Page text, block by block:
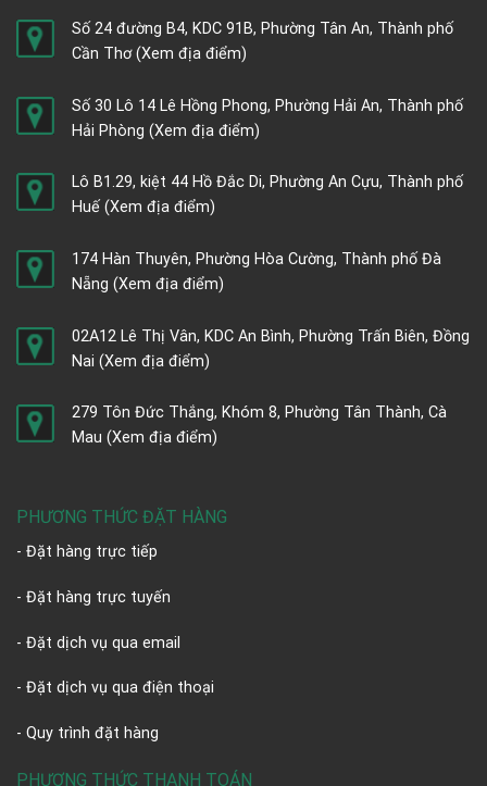
Số 24 đường B4, KDC 91B, Phường Tân An, Thành phố
Cần Thơ(Xem địa điểm)
Số 30 Lô 14 Lê Hồng Phong, Phường Hải An, Thành phố
Hải Phòng (Xem địa điểm)
Lô B1.29, kiệt 44 Hồ Đắc Di, Phường An Cựu, Thành phố
Huế (Xem địa điểm)
174 Hàn Thuyên, Phường Hòa Cường, Thành phố Đà
Nẵng (Xem địa điểm)
02A12 Lê Thị Vân, KDC An Bình, Phường Trấn Biên, Đồng
Nai (Xem địa điểm)
279 Tôn Đức Thắng, Khóm 8, Phường Tân Thành, Cà
Mau (Xem địa điểm)
PHƯƠNG THỨC ĐẶT HÀNG
- Đặt hàng trực tiếp
- Đặt hàng trực tuyến
- Đặt dịch vụ qua email
- Đặt dịch vụ qua điện thoại
- Quy trình đặt hàng
PHƯƠNG THỨC THANH TOÁN